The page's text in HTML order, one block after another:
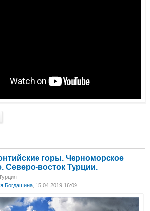
горы. Черноморское
Северо-восток Турции.
Богдашина , 15.04.2019 16:09